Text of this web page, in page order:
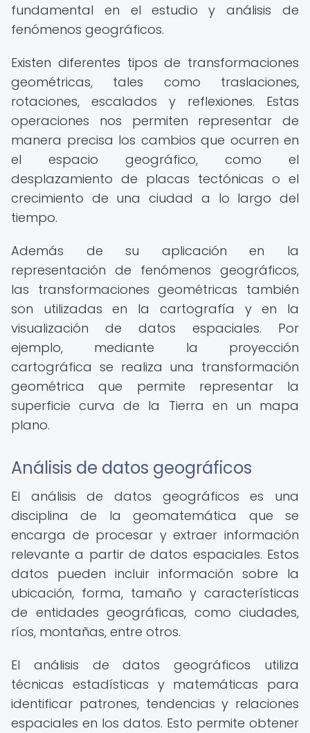
fundamental en el estudio y análisis de
fenómenos geográficos.
Existen diferentes tipos de transformaciones
geométricas, tales como traslaciones,
rotaciones, escalados y reflexiones. Estas
operaciones nos permiten representar de
manera precisa los cambios que ocurren en
el espacio geográfico, como el
desplazamiento de placas tectónicas o el
crecimiento de una ciudad a lo largo del
tiempo.
Además de su aplicación en la
representación de fenómenos geográficos,
las transformaciones geométricas también
son utilizadas en la cartografía y en la
visualización de datos espaciales. Por
ejemplo, mediante la proyección
cartográfica se realiza una transformación
geométrica que permite representar la
superficie curva de la Tierra en un mapa
plano.
Análisis de datos geográficos
El análisis de datos geográficos es una
disciplina de la geomatemática que se
encarga de procesar y extraer información
relevante a partir de datos espaciales. Estos
datos pueden incluir información sobre la
ubicación, forma, tamaño y características
de entidades geográficas, como ciudades,
ríos, montañas, entre otros.
El análisis de datos geográficos utiliza
técnicas estadísticas y matemáticas para
identificar patrones, tendencias y relaciones
espaciales en los datos. Esto permite obtener